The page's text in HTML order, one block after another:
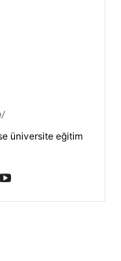
üniversite eğitim